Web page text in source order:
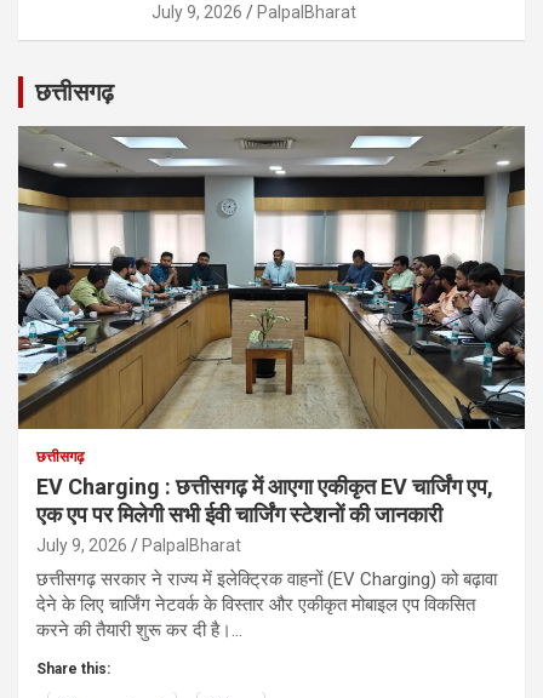
July 9, 2026 PalpalBharat
छत्तीसगढ़
छत्तीसगढ़
EV Charging : छत्तीसगढ़ में आएगा एकीकृत EV चार्जिंग एप,
एक एप पर मिलेगी सभी ईवी चार्जिंग स्टेशनों की जानकारी
July 9, 2026 PalpalBharat
छत्तीसगढ़ सरकार ने राज्य में इलेक्ट्रिक वाहनों (EV Charging) को बढ़ावा
देने के लिए चार्जिंग नेटवर्क के विस्तार और एकीकृत मोबाइल एप विकसित
करने की तैयारी शुरू कर दी है।…
Share this: